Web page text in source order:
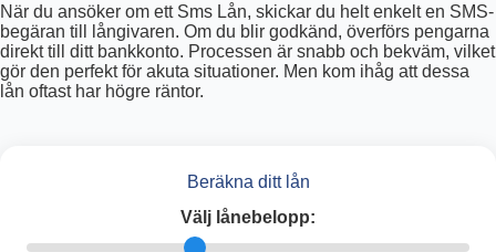
När du ansöker om ett Sms Lån, skickar du helt enkelt en SMS-
begäran till långivaren. Om du blir godkänd, överförs pengarna
direkt till ditt bankkonto. Processen är snabb och bekväm, vilket
gör den perfekt för akuta situationer. Men kom ihåg att dessa
lån oftast har högre räntor.
Beräkna ditt lån
Välj lånebelopp: